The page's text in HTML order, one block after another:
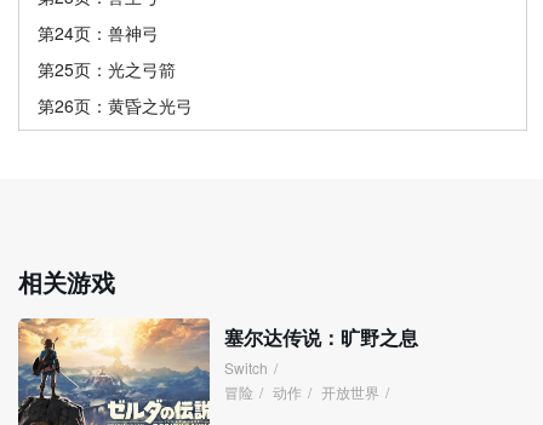
第24页：兽神弓
第25页：光之弓箭
第26页：黄昏之光弓
相关游戏
塞尔达传说：旷野之息
Switch /
冒险 / 动作 / 开放世界 /